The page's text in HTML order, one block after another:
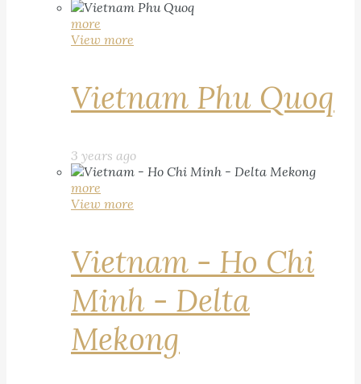
more
View more
Vietnam Phu Quoq
3 years ago
more
View more
Vietnam - Ho Chi
Minh - Delta
Mekong